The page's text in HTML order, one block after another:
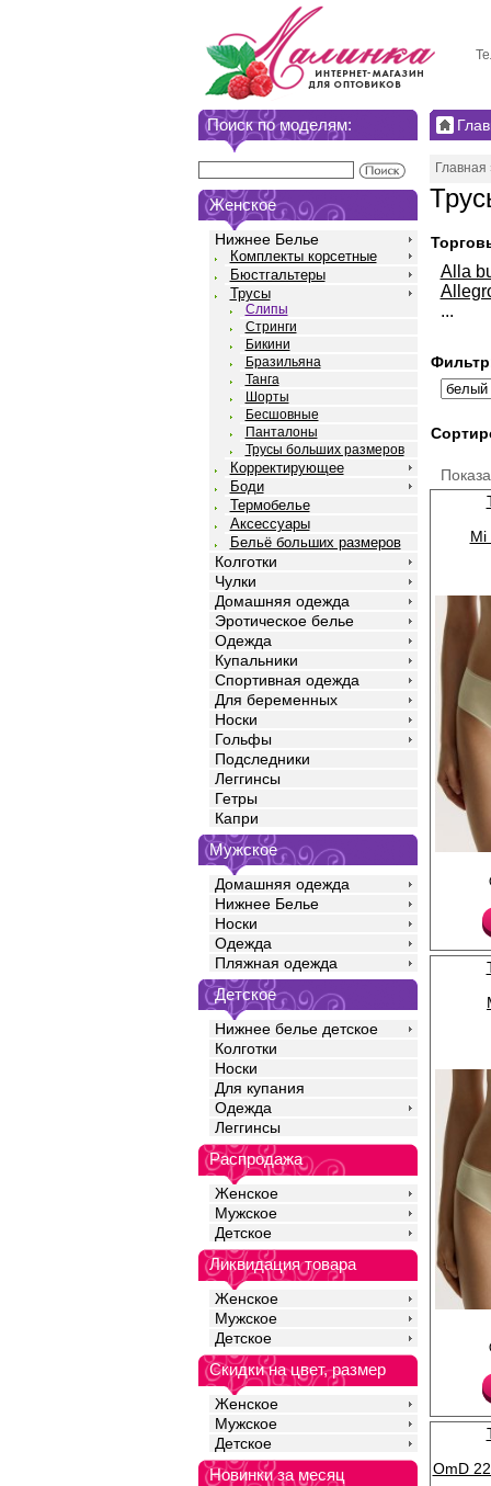
Поиск по моделям:
Женское
Нижнее Белье
Комплекты корсетные
Бюстгальтеры
Трусы
Слипы
Стринги
Бикини
Бразильяна
Танга
Шорты
Бесшовные
Панталоны
Трусы больших размеров
Корректирующее
Боди
Термобелье
Аксессуары
Бельё больших размеров
Колготки
Чулки
Домашняя одежда
Эротическое белье
Одежда
Купальники
Спортивная одежда
Для беременных
Носки
Гольфы
Подследники
Леггинсы
Гетры
Капри
Мужское
Домашняя одежда
Нижнее Белье
Носки
Одежда
Пляжная одежда
Детское
Нижнее белье детское
Колготки
Носки
Для купания
Одежда
Леггинсы
Распродажа
Женское
Мужское
Детское
Ликвидация товара
Женское
Мужское
Детское
Скидки на цвет, размер
Женское
Мужское
Детское
Новинки за месяц
Главная
Alla
...
Mi
Трусики слипы
хлопка с
повышающий
одежды, создавая
фигуры. Модель
талии, широкую
практически
ягодицы.
ластовица создает
Эластан 5%
Трусики слипы
хлопка с
повышающий
одежды, создавая
фигуры. Модель
талии, узкую боковую
полностью
Гигиеничная
дополнительный
Хлопок 95%
OmD